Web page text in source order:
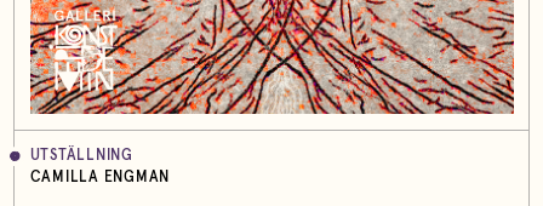
UTSTÄLLNING
CAMILLA ENGMAN